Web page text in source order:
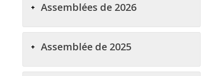
Assemblées de 2026
Assemblée de 2025